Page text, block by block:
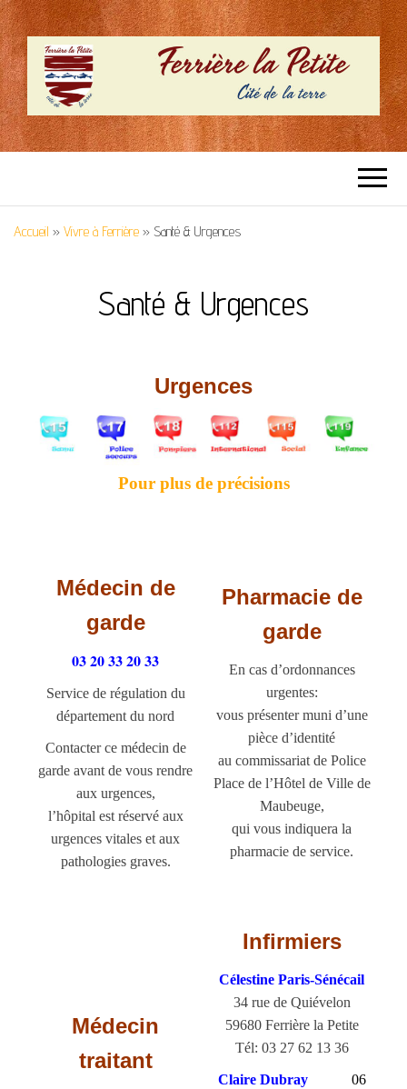
SITE OFFICIEL –
FERRIERE LA
PETITE
Cité de la terre
Accueil » Vivre à Ferrière » Santé & Urgences
Santé & Urgences
Urgences
Pour plus de précisions
Médecin de
garde
03 20 33 20 33
Service de régulation du
département du nord
Contacter ce médecin de
garde avant de vous rendre
aux urgences,
l’hôpital est réservé aux
urgences vitales et aux
pathologies graves.
Pharmacie de
garde
En cas d’ordonnances
urgentes:
vous présenter muni d’une
pièce d’identité
au commissariat de Police
Place de l’Hôtel de Ville de
Maubeuge,
qui vous indiquera la
pharmacie de service.
Médecin
traitant
Infirmiers
Célestine Paris-Sénécail
34 rue de Quiévelon
59680 Ferrière la Petite
Tél: 03 27 62 13 36
Claire Dubray 06